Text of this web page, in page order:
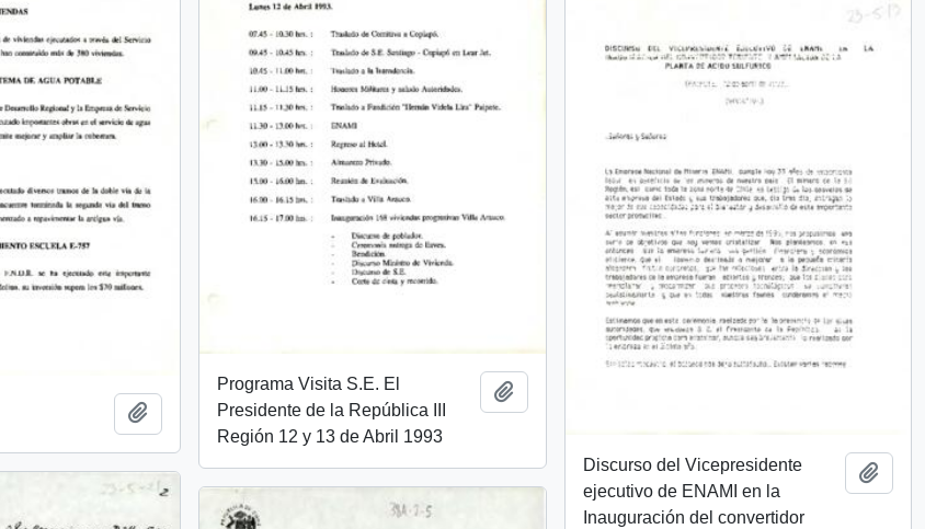
Programa Visita S.E. El
Presidente de la República III
Región 12 y 13 de Abril 1993
Añadir al portapapeles
Añadir al portapapeles
Discurso del Vicepresidente
ejecutivo de ENAMI en la
Inauguración del convertidor